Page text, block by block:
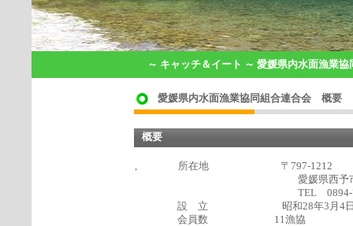
～ キャッチ＆イート ～ 愛媛県内水面漁業
愛媛県内水面漁業協同組合連合会 概要
概要
, 所在地 〒
愛媛県西予市野村町野村
TEL 0894‐72‐3584
設 立 昭和28年3月4
会員数 11漁協